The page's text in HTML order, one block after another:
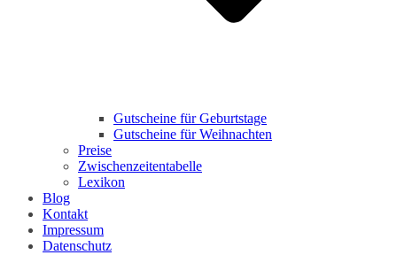
Gutscheine für Geburtstage
Gutscheine für Weihnachten
Preise
Zwischenzeitentabelle
Lexikon
Blog
Kontakt
Impressum
Datenschutz